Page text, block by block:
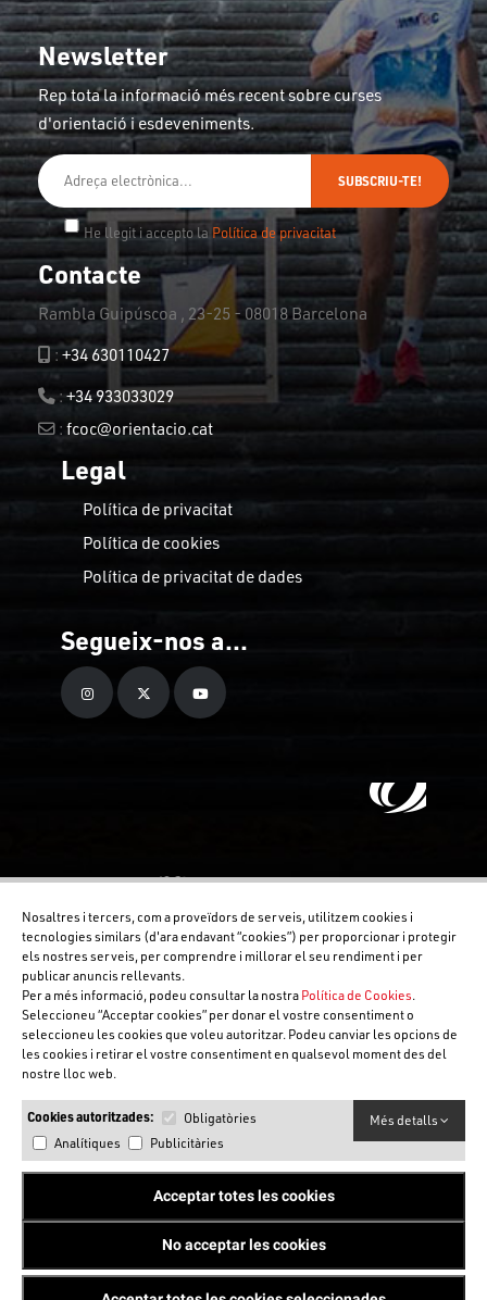
Newsletter
Rep tota la informació més recent sobre curses
d'orientació i esdeveniments.
SUBSCRIU-TE!
He llegit i accepto la Política de privacitat
Contacte
Rambla Guipúscoa , 23-25 - 08018 Barcelona
:+34 630110427
:+34 933033029
: fcoc@orientacio.cat
Legal
Política de privacitat
Política de cookies
Política de privacitat de dades
Segueix-nos a...
©Copyright FCOC 2025. Tots els drets reservats.by Neorg
Nosaltres i tercers, com a proveïdors de serveis, utilitzem cookies i
tecnologies similars (d'ara endavant “cookies”) per proporcionar i protegir
els nostres serveis, per comprendre i millorar el seu rendiment i per
publicar anuncis rellevants.
Per a més informació, podeu consultar la nostra Política de Cookies.
Seleccioneu “Acceptar cookies” per donar el vostre consentiment o
seleccioneu les cookies que voleu autoritzar. Podeu canviar les opcions de
les cookies i retirar el vostre consentiment en qualsevol moment des del
nostre lloc web.
Cookies autoritzades:
Obligatòries
Analítiques
Publicitàries
Més detalls
Acceptar totes les cookies
No acceptar les cookies